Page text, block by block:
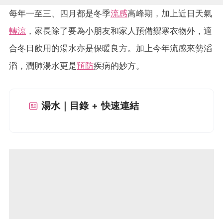
每年一至三、四月都是冬季流感高峰期，加上近日天氣
轉涼 ，家長除了要為小朋友和家人預備禦寒衣物外，適
合冬日飲用的湯水亦是保暖良方。加上今年流感來勢滔
滔，潤肺湯水更是預防疾病的妙方。
湯水｜目錄 + 快速連結